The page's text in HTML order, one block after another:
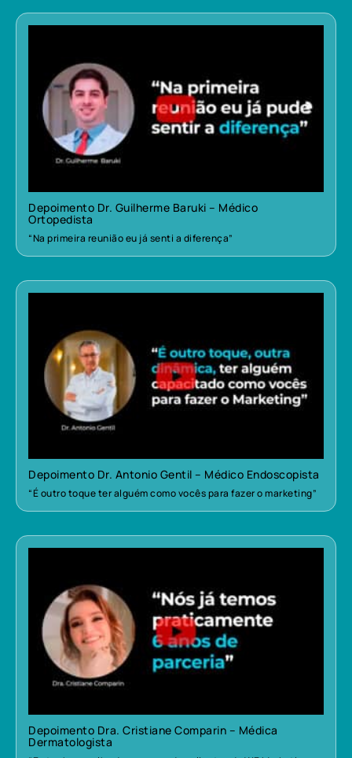
Depoimento Dr. Guilherme Baruki – Médico
Ortopedista
“Na primeira reunião eu já senti a diferença”
Depoimento Dr. Antonio Gentil – Médico Endoscopista
“É outro toque ter alguém como vocês para fazer o marketing”
Depoimento Dra. Cristiane Comparin – Médica
Dermatologista